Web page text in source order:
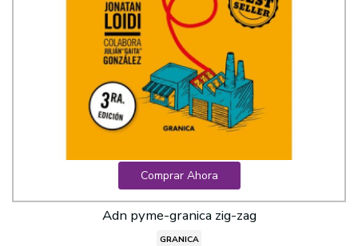
Comprar Ahora
Adn pyme-granica zig-zag
GRANICA